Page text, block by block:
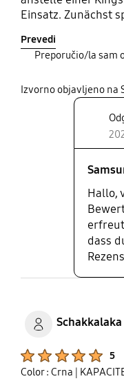
Einsatz. Zunächst
übrigen Platz dazu
dieser Speciher
Ablageplatz an
problemlos
insgesamt
Zugriffszeiten und
enorm gesteigert.
Versprechen, der
Prevedi
Preporučio/la sam
Izvorno objavljeno na
Hallo,
dass
Schakkalaka
5
Color : Crna |